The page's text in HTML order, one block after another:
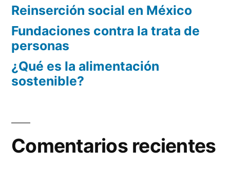
Reinserción social en México
Fundaciones contra la trata de
personas
¿Qué es la alimentación
sostenible?
Comentarios recientes